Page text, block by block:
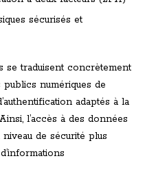
sécurisés et
se traduisent concrètement
numériques de
adaptés à la
l’accès à des données
de sécurité plus